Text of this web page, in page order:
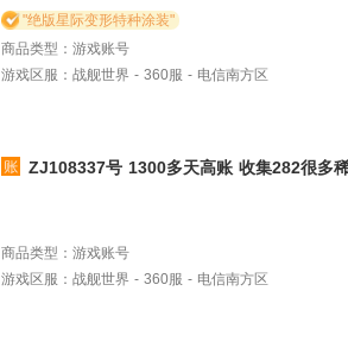
"绝版星际变形特种涂装"
商品类型：游戏账号
游戏区服：战舰世界 - 360服 - 电信南方区
ZJ108337号 1300多天高账 收集282很多
商品类型：游戏账号
游戏区服：战舰世界 - 360服 - 电信南方区